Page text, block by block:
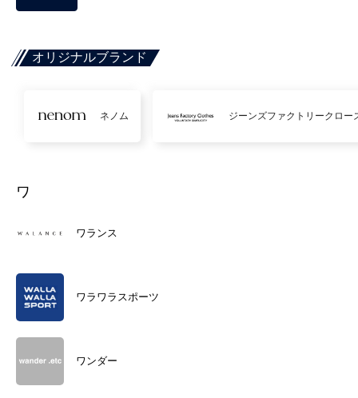
オリジナルブランド
ネノム ジーンズファクトリークロー
ワ
ワランス
ワラワラスポーツ
ワンダー